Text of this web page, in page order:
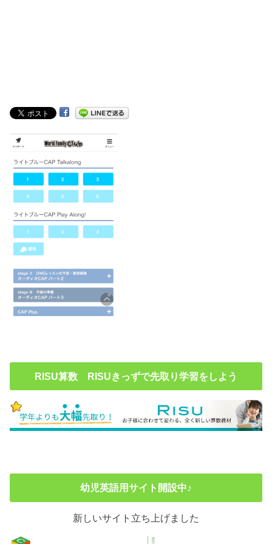
RISU算数 RISUきっずで先取り学習をしよう
幼児英語用サイト開設中♪
新しいサイト立ち上げました